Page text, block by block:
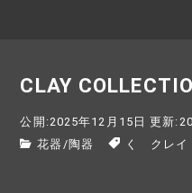
CLAY
公開:2025年12月15日 更新
花器 /陶器 く クレイ